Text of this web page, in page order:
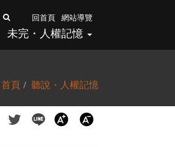
文
檢
回首頁 網站導覽
未完・人權記憶
首頁 聽說・人權記憶